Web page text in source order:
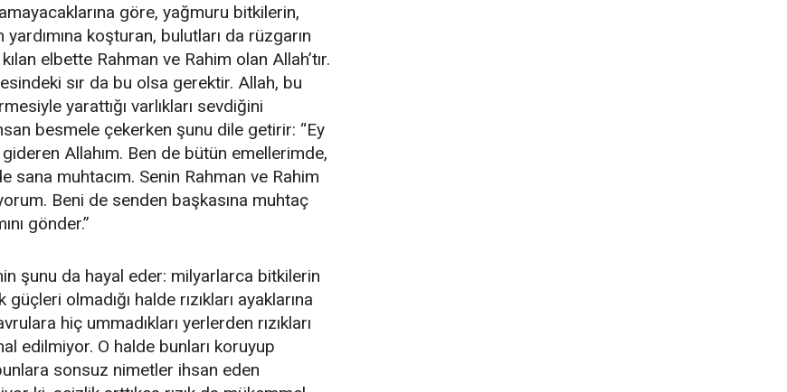
göre, yağmuru bitkilerin,
yardımına koşturan, bulutları da rüzgarın
elbette Rahman ve Rahim olan Allah’tır.
sır da bu olsa gerektir. Allah, bu
yarattığı varlıkları sevdiğini
besmele çekerken şunu dile getirir: “Ey
gideren Allahım. Ben de bütün emellerimde,
sana muhtacım. Senin Rahman ve Rahim
Beni de senden başkasına muhtaç
gönder.”
şunu da hayal eder: milyarlarca bitkilerin
olmadığı halde rızıkları ayaklarına
hiç ummadıkları yerlerden rızıkları
edilmiyor. O halde bunları koruyup
sonsuz nimetler ihsan eden